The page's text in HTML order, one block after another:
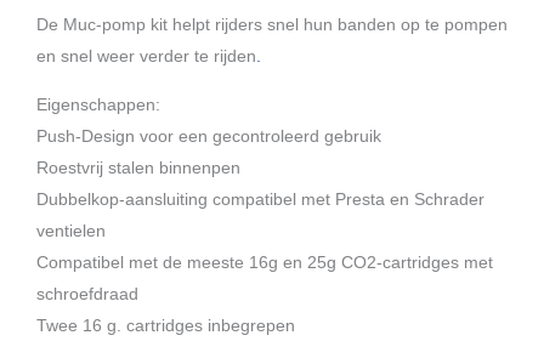
De Muc-pomp kit helpt rijders snel hun banden op te pompen
en snel weer verder te rijden
Eigenschappen:
Push-Design voor een gecontroleerd gebruik
Roestvrij stalen binnenpen
Dubbelkop-aansluiting compatibel met Presta en Schrader
ventielen
Compatibel met de meeste 16g en 25g CO2-cartridges met
schroefdraad
Twee 16 g. cartridges inbegrepen